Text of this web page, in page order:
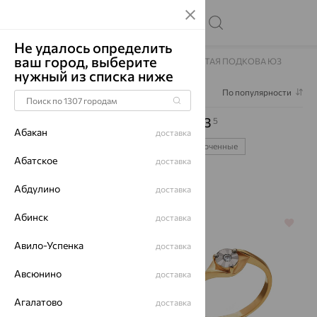
Главная Каталог Кольца Кольца ЗОЛОТАЯ ПОДКОВА ЮЗ
Фильтр 1 По популярности
Кольца ЗОЛОТАЯ ПОДКОВА ЮЗ 5
позолоченные
70% 70%
Не удалось определить
ваш город, выберите
нужный из списка ниже
Абакан доставка
Абатское доставка
Абдулино доставка
Абинск доставка
Авило-Успенка доставка
Авсюнино доставка
Агалатово доставка